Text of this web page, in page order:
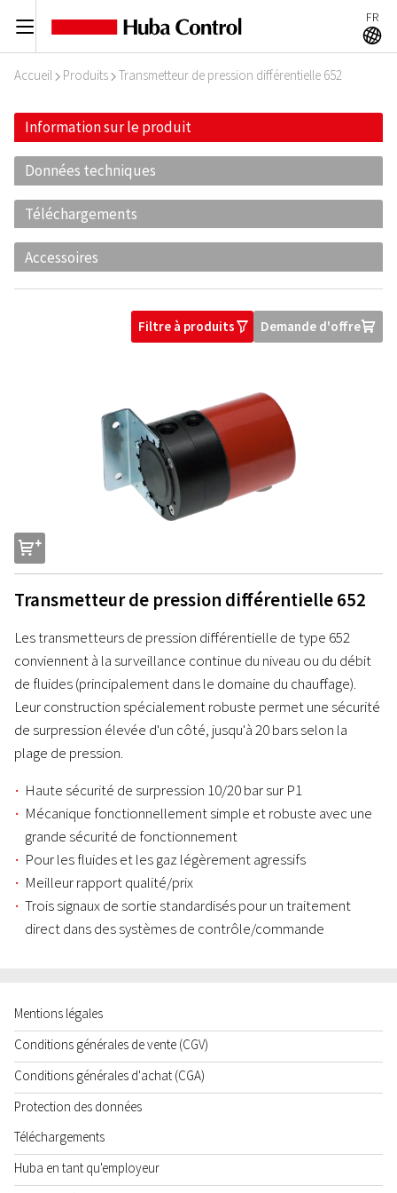
C FR
A
Accueil I Produits I Transmetteur de pression différentielle 652
Information sur le produit
Données techniques
Téléchargements
Accessoires
Filtre à produitsO Demande d'offreU
s
Transmetteur de pression différentielle 652
Les transmetteurs de pression différentielle de type 652
conviennent à la surveillance continue du niveau ou du débit
de fluides (principalement dans le domaine du chauffage).
Leur construction spécialement robuste permet une sécurité
de surpression élevée d'un côté, jusqu'à 20 bars selon la
plage de pression.
Haute sécurité de surpression 10/20 bar sur P1
Mécanique fonctionnellement simple et robuste avec une
grande sécurité de fonctionnement
Pour les fluides et les gaz légèrement agressifs
Meilleur rapport qualité/prix
Trois signaux de sortie standardisés pour un traitement
direct dans des systèmes de contrôle/commande
Mentions légales
Conditions générales de vente (CGV)
Conditions générales d'achat (CGA)
Protection des données
Téléchargements
Huba en tant qu'employeur